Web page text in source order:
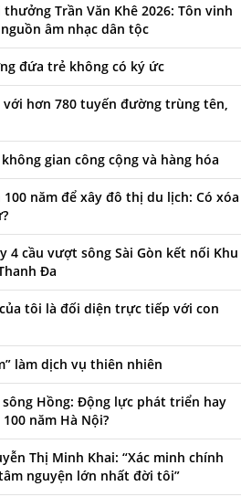
Trần Văn Khê 2026: Tôn vinh
âm nhạc dân tộc
đứa trẻ không có ký ức
với hơn 780 tuyến đường trùng tên,
gian công cộng và hàng hóa
năm để xây đô thị du lịch: Có xóa
4 cầu vượt sông Sài Gòn kết nối Khu
Đa
tôi là đối diện trực tiếp với con
làm dịch vụ thiên nhiên
Hồng: Động lực phát triển hay
năm Hà Nội?
Thị Minh Khai: “Xác minh chính
nguyện lớn nhất đời tôi”